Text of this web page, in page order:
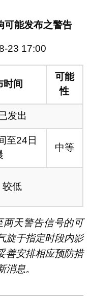
可能发布之警告
23 17:00
时间
可能
性
发出
至24日
中等
较低
天警告信号的可
旋于指定时段内影
善安排相应预防措
息。